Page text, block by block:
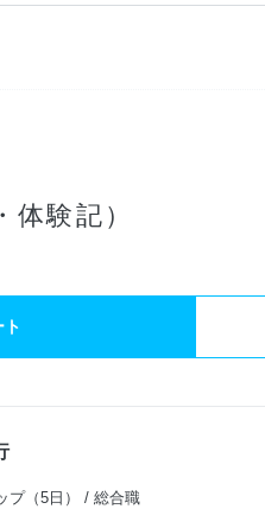
験記）
プ（5日） / 総合職